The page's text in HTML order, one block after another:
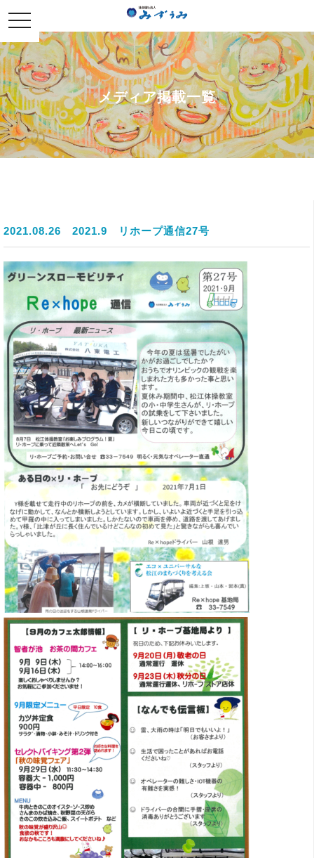
toggle
navigation
メディア掲載一覧
2021.08.26 2021.9 リホープ通信27号